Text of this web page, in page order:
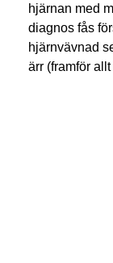
hjärnan med
diagnos fås
hjärnvävnad
ärr (framför